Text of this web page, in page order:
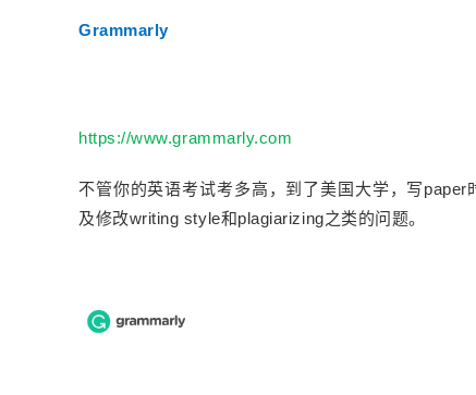
Grammarly
https://www.grammarly.com
不管你的英语考试考多高，到了美国大学，写
及修改writing style和plagiarizing之类的问题。